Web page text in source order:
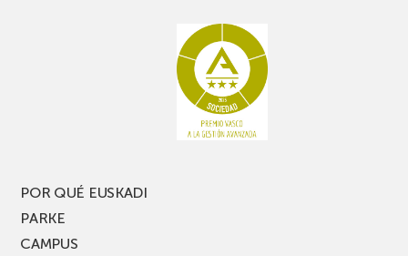
POR QUÉ EUSKADI
PARKE
CAMPUS